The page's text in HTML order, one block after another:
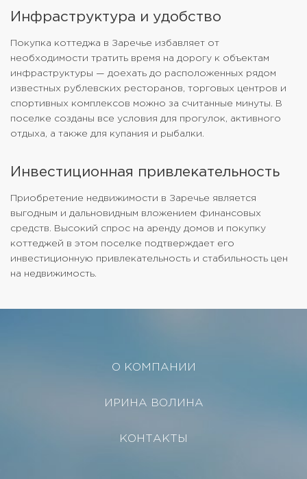
Инфраструктура и удобство
Покупка коттеджа в Заречье избавляет от
необходимости тратить время на дорогу к объектам
инфраструктуры — доехать до расположенных рядом
известных рублевских ресторанов, торговых центров и
спортивных комплексов можно за считанные минуты. В
поселке созданы все условия для прогулок, активного
отдыха, а также для купания и рыбалки.
Инвестиционная привлекательность
Приобретение недвижимости в Заречье является
выгодным и дальновидным вложением финансовых
средств. Высокий спрос на аренду домов и покупку
коттеджей в этом поселке подтверждает его
инвестиционную привлекательность и стабильность цен
на недвижимость.
О КОМПАНИИ
ИРИНА ВОЛИНА
КОНТАКТЫ